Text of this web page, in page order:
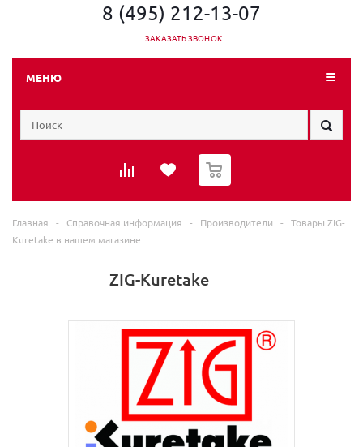
8 (495) 212-13-07
ЗАКАЗАТЬ ЗВОНОК
МЕНЮ
0
Главная - Справочная информация - Производители -
Товары ZIG-
Kuretake в нашем магазине
ZIG-Kuretake